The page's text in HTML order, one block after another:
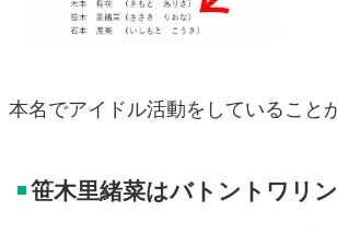
本名でアイドル活動をしていること
笹木里緒菜はバトントワリ